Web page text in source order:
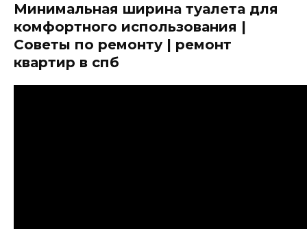
Минимальная ширина туалета для
комфортного использования |
Советы по ремонту | ремонт
квартир в спб